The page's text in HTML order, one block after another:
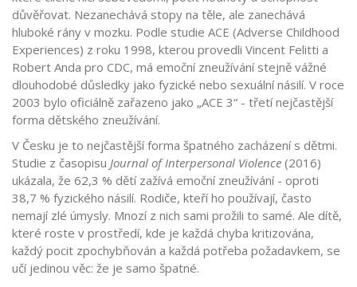
důvěřovat. Nezanechává stopy na těle, ale zanechává
hluboké rány v mozku. Podle studie ACE (Adverse Childhood
Experiences) z roku 1998, kterou provedli Vincent Felitti a
Robert Anda pro CDC, má emoční zneužívání stejně vážné
dlouhodobé důsledky jako fyzické nebo sexuální násilí. V roce
2003 bylo oficiálně zařazeno jako „ACE 3“ - třetí nejčastější
forma dětského zneužívání.
V Česku je to nejčastější forma špatného zacházení s dětmi.
Studie z časopisu Journal of Interpersonal Violence (2016)
ukázala, že 62,3 % dětí zažívá emoční zneužívání - oproti
38,7 % fyzického násilí. Rodiče, kteří ho používají, často
nemají zlé úmysly. Mnozí z nich sami prožili to samé. Ale dítě,
které roste v prostředí, kde je každá chyba kritizována,
každý pocit zpochybňován a každá potřeba požadavkem, se
učí jedinou věc: že je samo špatné.